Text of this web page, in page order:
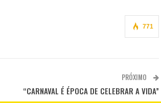
771
PRÓXIMO
“CARNAVAL É ÉPOCA DE CELEBRAR A VIDA”